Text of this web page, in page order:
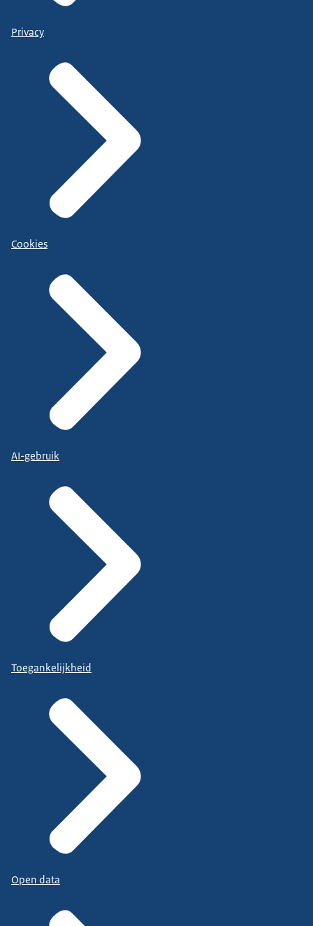
Privacy
Cookies
AI-gebruik
Toegankelijkheid
Open data